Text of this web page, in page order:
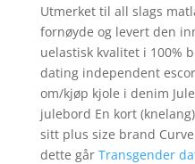
Utmerket til all slags
fornøyde og levert den
uelastisk kvalitet i 100%
dating independent
om/kjøp kjole i denim
julebord En kort
sitt plus size brand
dette går Transgender